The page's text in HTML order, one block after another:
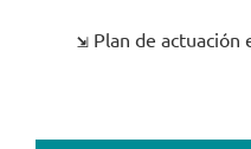
⇲Plan de actuación